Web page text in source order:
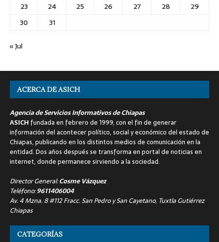
23
24 25 26 27 28
29
30
31
« Jul
ACERCA DE ASICH
Agencia de Servicios Informativos de Chiapas
ASICH fundada en febrero de 1999, con el fin de generar
información del acontecer político, social y económico del estado de
Chiapas, publicando en los distintos medios de comunicación en la
entidad. Dos años después se transforma en portal de noticias en
internet, donde permanece sirviendo a la sociedad.
Director General:Cosme Vázquez
Teléfono:9611406004
Av. 4 Mzna. 8 #112 Fracc. San Pedro y San Cayetano, Tuxtla Gutiérrez
Chiapas
CATEGORÍAS